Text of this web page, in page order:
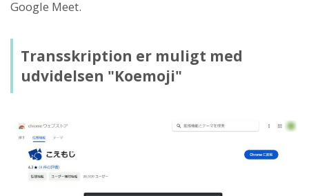
Google Meet.
Transskription er muligt med
udvidelsen "Koemoji"